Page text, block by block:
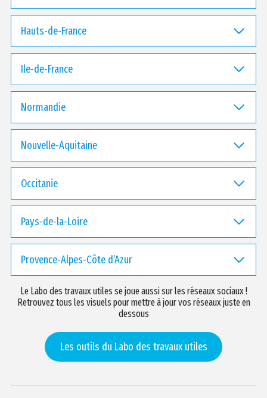
Hauts-de-France
Ile-de-France
Normandie
Nouvelle-Aquitaine
Occitanie
Pays-de-la-Loire
Provence-Alpes-Côte d’Azur
Le Labo des travaux utiles se joue aussi sur les réseaux sociaux !
Retrouvez tous les visuels pour mettre à jour vos réseaux juste en
dessous
Les outils du Labo des travaux utiles